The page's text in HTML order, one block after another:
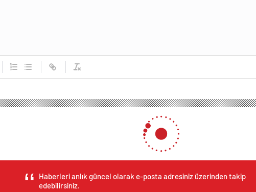
Haberleri anlık güncel olarak e-posta adresiniz üzerinden takip
edebilirsiniz.